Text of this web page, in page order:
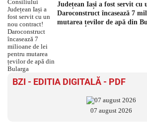
Județean Iași a fost servit cu
Daroconstruct încasează 7
mutarea țevilor de apă din
BZI - EDITIA DIGITALĂ - PDF
07 august 2026